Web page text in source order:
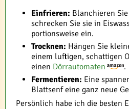
Einfrieren: Blanchieren
schrecken Sie sie in
portionsweise ein.
Trocknen: Hängen Sie
einem luftigen, schattigen
einen Dörrautomaten
.
Fermentieren: Eine
Blattsenf eine ganz neue
Persönlich habe ich die besten